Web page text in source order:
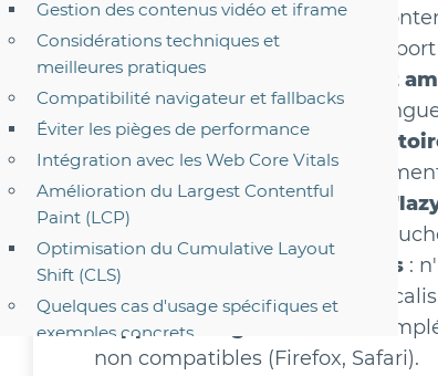
Gestion des contenus vidéo et iframe
Considérations techniques et
meilleures pratiques
Compatibilité navigateur et fallbacks
Éviter les pièges de performance
Intégration avec les Web Core Vitals
Amélioration du Largest Contentful
Paint (LCP)
Optimisation du Cumulative Layout
Shift (CLS)
Quelques cas d'usage spécifiques et
exemples concrets
Sites de contenu éditorial
Rendu différé intelligent
:
rendu des éléments hors viewport
Performance drastiquement
rendu initial pour les pages
Contain-intrinsic-size
éviter les problèmes de
Combinaison avec
pour une optimisation
Évitez les éléments critiques :
immédiatement visibles ou
Support navigateur limité
:
non compatibles (Firefox, Safari).